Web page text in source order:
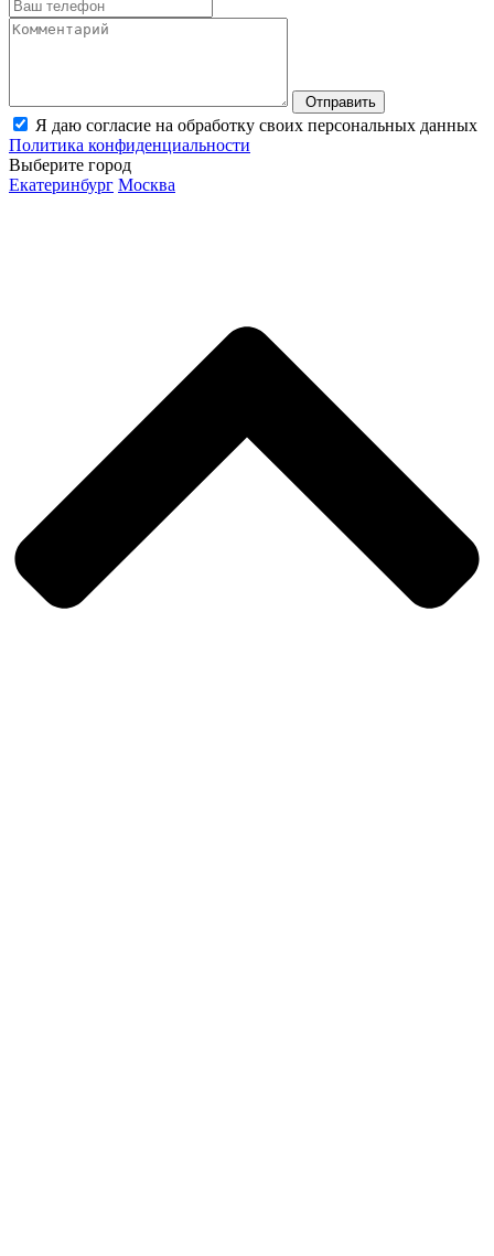
Отправить
Я даю согласие на обработку своих персональных данных
Политика конфиденциальности
Выберите город
Екатеринбург Москва